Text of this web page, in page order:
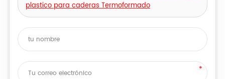
plastico para caderas Termoformado